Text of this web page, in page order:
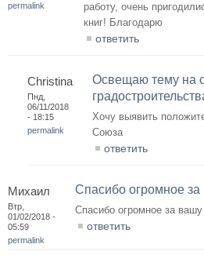
permalink
работу, очень
книг! Благодарю
ответить
Christina
Пнд,
06/11/2018
- 18:15
permalink
Освещаю тему на
Хочу выявить
Союза
ответить
Михаил
Втр,
01/02/2018 -
05:59
permalink
Спасибо огромное
Спасибо огромное за вашу
ответить